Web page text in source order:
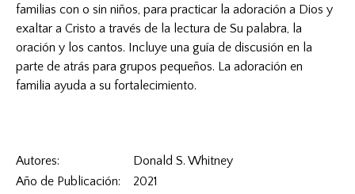
familias con o sin niños, para practicar la adoración a Dios y
exaltar a Cristo a través de la lectura de Su palabra, la
oración y los cantos. Incluye una guía de discusión en la
parte de atrás para grupos pequeños. La adoración en
familia ayuda a su fortalecimiento.
Autores
Donald S. Whitney
Año de Publicación
2021